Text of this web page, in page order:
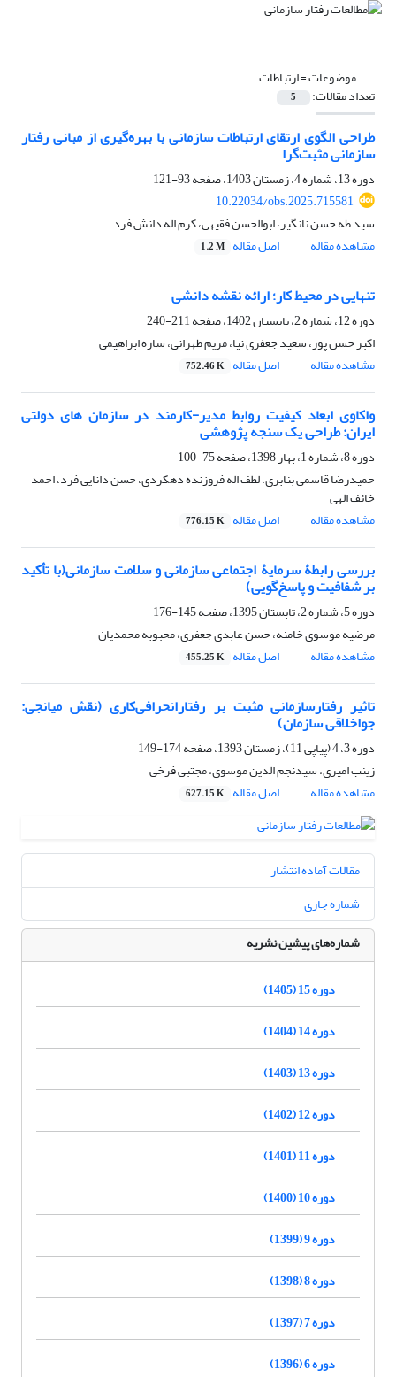
موضوعات =ارتباطات
تعداد مقالات: 5
طراحی الگوی ارتقای ارتباطات سازمانی با بهره‌گیری از مبانی رفتار
سازمانی مثبت‌گرا
دوره 13، شماره 4، زمستان 1403، صفحه
93-121
10.22034/obs.2025.715581
سید طه حسن نانگیر، ابوالحسن فقیهی، کرم اله دانش فرد
مشاهده مقاله
اصل مقاله 1.2 M
تنهایی در محیط کار؛ ارائه نقشه دانشی
دوره 12، شماره 2، تابستان 1402، صفحه
211-240
اکبر حسن پور، سعید جعفری نیا، مریم طهرانی، ساره ابراهیمی
مشاهده مقاله
اصل مقاله 752.46 K
واکاوی ابعاد کیفیت روابط مدیر-کارمند در سازمان های دولتی
ایران: طراحی یک سنجه پژوهشی
دوره 8، شماره 1، بهار 1398، صفحه
75-100
حمیدرضا قاسمی بنابری، لطف اله فروزنده دهکردی، حسن دانایی فرد، احمد
خائف الهی
مشاهده مقاله
اصل مقاله 776.15 K
بررسی رابطۀ سرمایۀ اجتماعی سازمانی و سلامت سازمانی(با تأکید
بر شفافیت و پاسخ‌گویی)
دوره 5، شماره 2، تابستان 1395، صفحه
145-176
مرضیه موسوی خامنه، حسن عابدی جعفری، محبوبه محمدیان
مشاهده مقاله
اصل مقاله 455.25 K
تاثیر رفتارسازمانی مثبت بر رفتارانحرافی‌کاری (نقش میانجی:
جواخلاقی سازمان)
دوره 3، 4 (پیاپی 11)، زمستان 1393، صفحه
174-149
زینب امیری، سیدنجم الدین موسوی، مجتبی فرخی
مشاهده مقاله
اصل مقاله 627.15 K
مقالات آماده انتشار
شماره جاری
شماره‌های پیشین نشریه
دوره 15 (1405)
دوره 14 (1404)
دوره 13 (1403)
دوره 12 (1402)
دوره 11 (1401)
دوره 10 (1400)
دوره 9 (1399)
دوره 8 (1398)
دوره 7 (1397)
دوره 6 (1396)